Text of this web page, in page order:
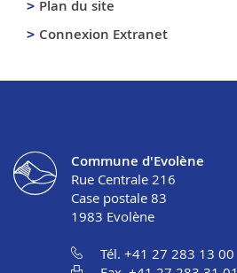
Plan du site
Connexion Extranet
Commune d'Evolène
Rue Centrale 216
Case postale 83
1983 Evolène
Tél. +41 27 283 13 00